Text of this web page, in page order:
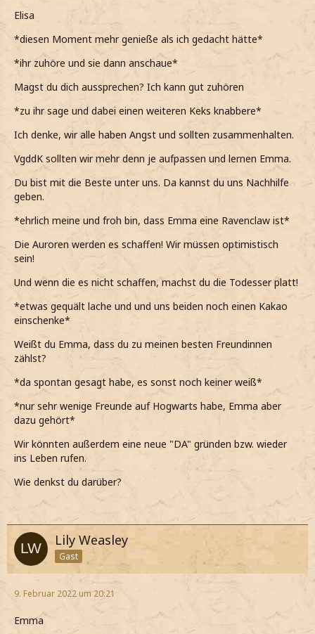
Elisa
*diesen Moment mehr genieße als ich gedacht hätte*
*ihr zuhöre und sie dann anschaue*
Magst du dich aussprechen? Ich kann gut zuhören
*zu ihr sage und dabei einen weiteren Keks knabbere*
Ich denke, wir alle haben Angst und sollten zusammenhalten.
VgddK sollten wir mehr denn je aufpassen und lernen Emma.
Du bist mit die Beste unter uns. Da kannst du uns Nachhilfe
geben.
*ehrlich meine und froh bin, dass Emma eine Ravenclaw ist*
Die Auroren werden es schaffen! Wir müssen optimistisch
sein!
Und wenn die es nicht schaffen, machst du die Todesser platt!
*etwas gequält lache und und uns beiden noch einen Kakao
einschenke*
Weißt du Emma, dass du zu meinen besten Freundinnen
zählst?
*da spontan gesagt habe, es sonst noch keiner weiß*
*nur sehr wenige Freunde auf Hogwarts habe, Emma aber
dazu gehört*
Wir könnten außerdem eine neue "DA" gründen bzw. wieder
ins Leben rufen.
Wie denkst du darüber?
Lily Weasley
Gast
9. Februar 2022 um 20:21
Emma